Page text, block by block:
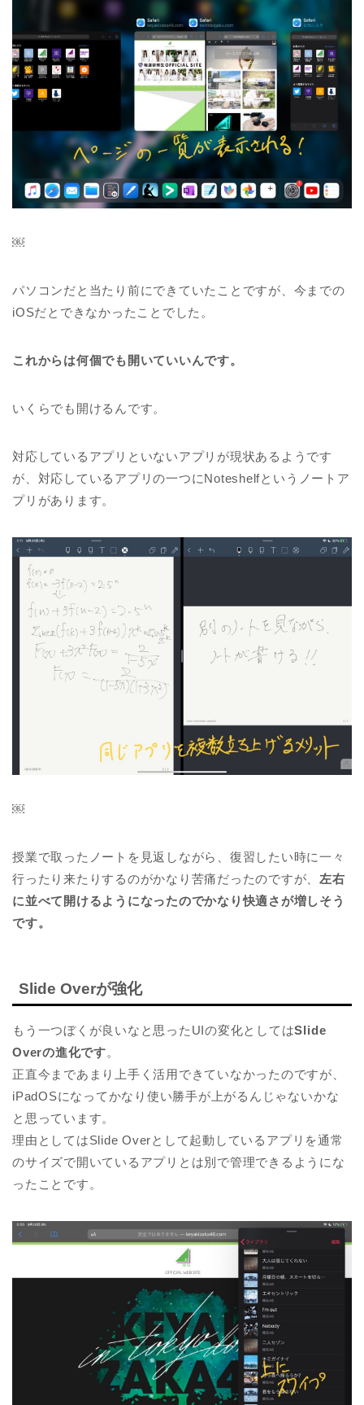
￼
パソコンだと当たり前にできていたことですが、今までの
iOSだとできなかったことでした。
これからは何個でも開いていいんです。
いくらでも開けるんです。
対応しているアプリといないアプリが現状あるようです
が、対応しているアプリの一つにNoteshelfというノートア
プリがあります。
￼
授業で取ったノートを見返しながら、復習したい時に一々
行ったり来たりするのがかなり苦痛だったのですが、 左右
に並べて開けるようになったのでかなり快適さが増しそう
です。
Slide Overが強化
もう一つぼくが良いなと思ったUIの変化としてはSlide
Overの進化です。
正直今まであまり上手く活用できていなかったのですが、
iPadOSになってかなり使い勝手が上がるんじゃないかな
と思っています。
理由としてはSlide Overとして起動しているアプリを通常
のサイズで開いているアプリとは別で管理できるようにな
ったことです。